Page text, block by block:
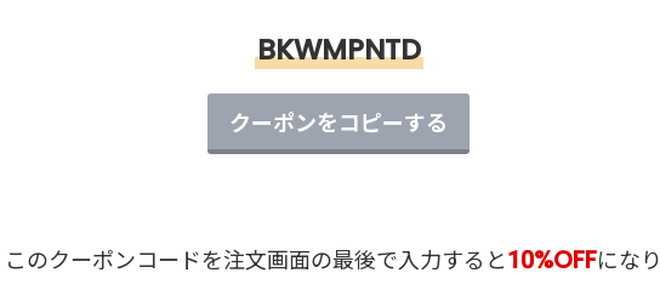
BKWMPNTD
クーポンをコピーする
このクーポンコードを注文画面の最後で入力すると10%OFFになり